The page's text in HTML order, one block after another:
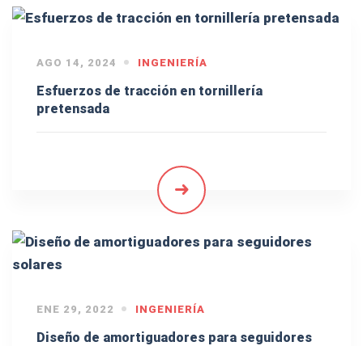
AGO 14, 2024 INGENIERÍA
Esfuerzos de tracción en tornillería
pretensada
ENE 29, 2022 INGENIERÍA
Diseño de amortiguadores para seguidores